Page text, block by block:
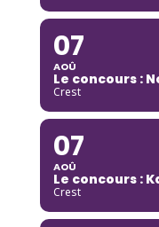
07
AOÛ
Le concours :
Crest
07
AOÛ
Le concours :
Crest